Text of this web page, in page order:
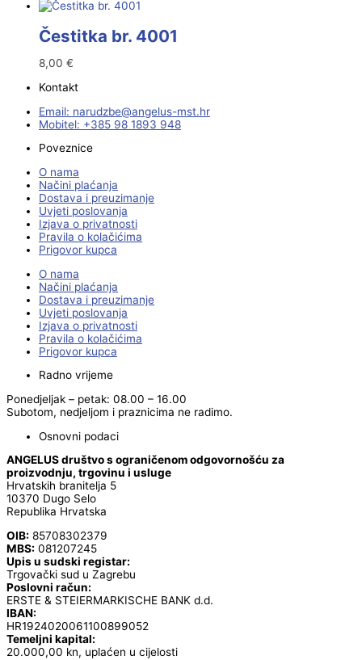
Čestitka br. 4001
8,00 €
Kontakt
Email:
rh.tsm-sulegna
@ebzduran
Mobitel: +385 98 1893 948
Poveznice
O nama
Načini plaćanja
Dostava i preuzimanje
Uvjeti poslovanja
Izjava o privatnosti
Pravila o kolačićima
Prigovor kupca
O nama
Načini plaćanja
Dostava i preuzimanje
Uvjeti poslovanja
Izjava o privatnosti
Pravila o kolačićima
Prigovor kupca
Radno vrijeme
Ponedjeljak – petak: 08.00 – 16.00
Subotom, nedjeljom i praznicima ne radimo.
Osnovni podaci
ANGELUS društvo s ograničenom odgovornošću za
proizvodnju, trgovinu i usluge
Hrvatskih branitelja 5
10370 Dugo Selo
Republika Hrvatska
OIB: 85708302379
MBS: 081207245
Upis u sudski registar:
Trgovački sud u Zagrebu
Poslovni račun:
ERSTE & STEIERMARKISCHE BANK d.d.
IBAN:
HR1924020061100899052
Temeljni kapital:
20.000,00 kn, uplaćen u cijelosti